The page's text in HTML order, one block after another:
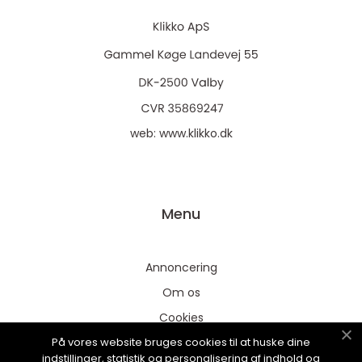
web: www.klikko.dk
Menu
Annoncering
Om os
Cookies
Kontakt os
På vores website bruges cookies til at huske dine
indstillinger, statistik og personalisering af indhold og